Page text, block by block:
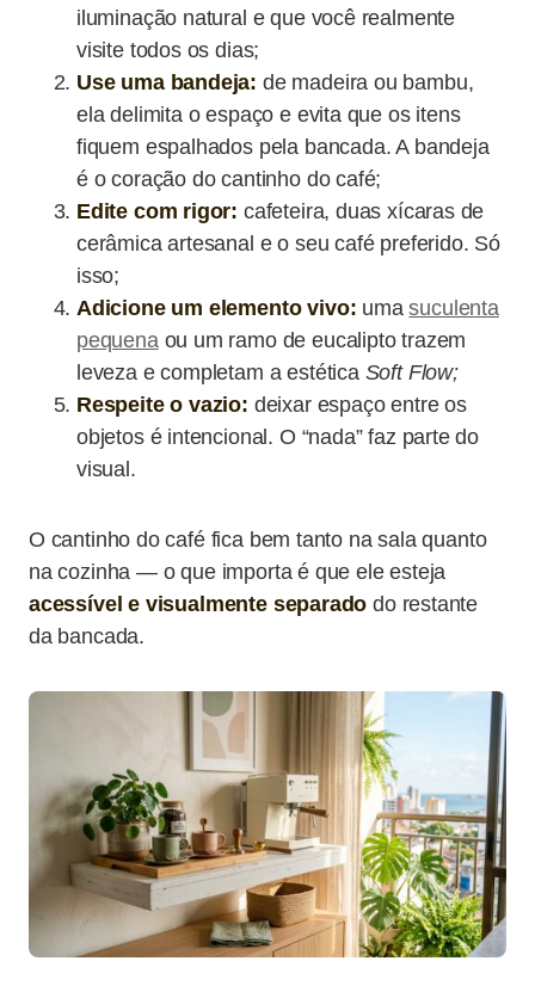
iluminação natural e que você realmente
visite todos os dias;
Use uma bandeja: de madeira ou bambu,
ela delimita o espaço e evita que os itens
fiquem espalhados pela bancada. A bandeja
é o coração do cantinho do café;
Edite com rigor: cafeteira, duas xícaras de
cerâmica artesanal e o seu café preferido. Só
isso;
Adicione um elemento vivo: umasuculenta
pequenaou um ramo de eucalipto trazem
leveza e completam a estética Soft Flow;
Respeite o vazio: deixar espaço entre os
objetos é intencional. O “nada” faz parte do
visual.
O cantinho do café fica bem tanto na sala quanto
na cozinha — o que importa é que ele esteja
acessível e visualmente separado do restante
da bancada.